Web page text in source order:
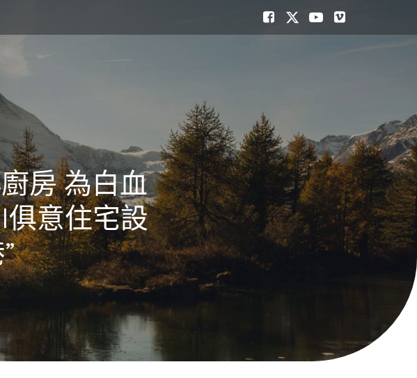
房 為白血
俱意住宅設